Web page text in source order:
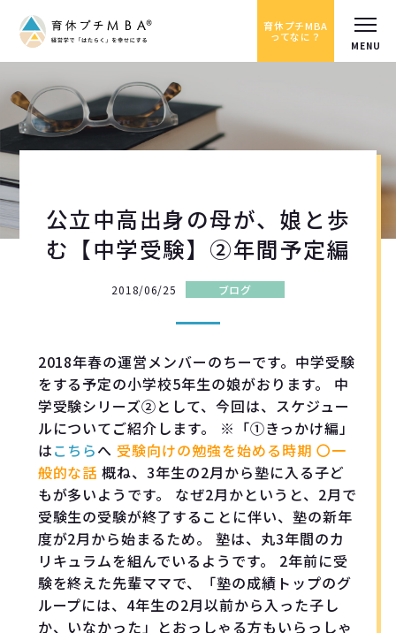
育休プチMBA
ってなに？
公立中高出身の母が、娘と歩
む【中学受験】②年間予定編
2018/06/25 ブログ
2018年春の運営メンバーのちーです。中学受験
をする予定の小学校5年生の娘がおります。 中
学受験シリーズ②として、今回は、スケジュー
ルについてご紹介します。 ※「①きっかけ編」
はこちらへ 受験向けの勉強を始める時期 〇一
般的な話概ね、3年生の2月から塾に入る子ど
もが多いようです。 なぜ2月かというと、2月で
受験生の受験が終了することに伴い、塾の新年
度が2月から始まるため。 塾は、丸3年間のカ
リキュラムを組んでいるようです。 2年前に受
験を終えた先輩ママで、「塾の成績トップのグ
ループには、4年生の2月以前から入った子し
か、いなかった」とおっしゃる方もいらっしゃ